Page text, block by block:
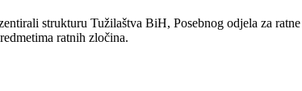
strukturu Tužilaštva BiH, Posebnog odjela za
ratnih zločina.